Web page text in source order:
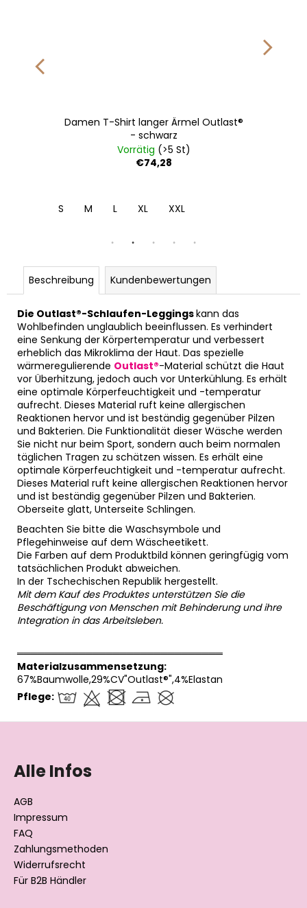
Damen T-Shirt langer Ärmel Outlast®
- schwarz
Vorrätig (>5 St)
€74,28
S M L XL XXL
Beschreibung Kundenbewertungen
Die Outlast®-Schlaufen-Leggingskann das
Wohlbefinden unglaublich beeinflussen. Es verhindert
eine Senkung der Körpertemperatur und verbessert
erheblich das Mikroklima der Haut. Das spezielle
wärmeregulierende Outlast®-Material schützt die Haut
vor Überhitzung, jedoch auch vor Unterkühlung. Es erhält
eine optimale Körperfeuchtigkeit und -temperatur
aufrecht. Dieses Material ruft keine allergischen
Reaktionen hervor und ist beständig gegenüber Pilzen
und Bakterien. Die Funktionalität dieser Wäsche werden
Sie nicht nur beim Sport, sondern auch beim normalen
täglichen Tragen zu schätzen wissen. Es erhält eine
optimale Körperfeuchtigkeit und -temperatur aufrecht.
Dieses Material ruft keine allergischen Reaktionen hervor
und ist beständig gegenüber Pilzen und Bakterien.
Oberseite glatt, Unterseite Schlingen.
Beachten Sie bitte die Waschsymbole und
Pflegehinweise auf dem Wäscheetikett.
Die Farben auf dem Produktbild können geringfügig vom
tatsächlichen Produkt abweichen.
In der Tschechischen Republik hergestellt.
Mit dem Kauf des Produktes unterstützen Sie die
Beschäftigung von Menschen mit Behinderung und ihre
Integration in das Arbeitsleben.
══════════════════════════════
Materialzusammensetzung:
67%Baumwolle,29%CV"Outlast®",4%Elastan
Pflege:
Alle Infos
AGB
Impressum
FAQ
Zahlungsmethoden
Widerrufsrecht
Für B2B Händler